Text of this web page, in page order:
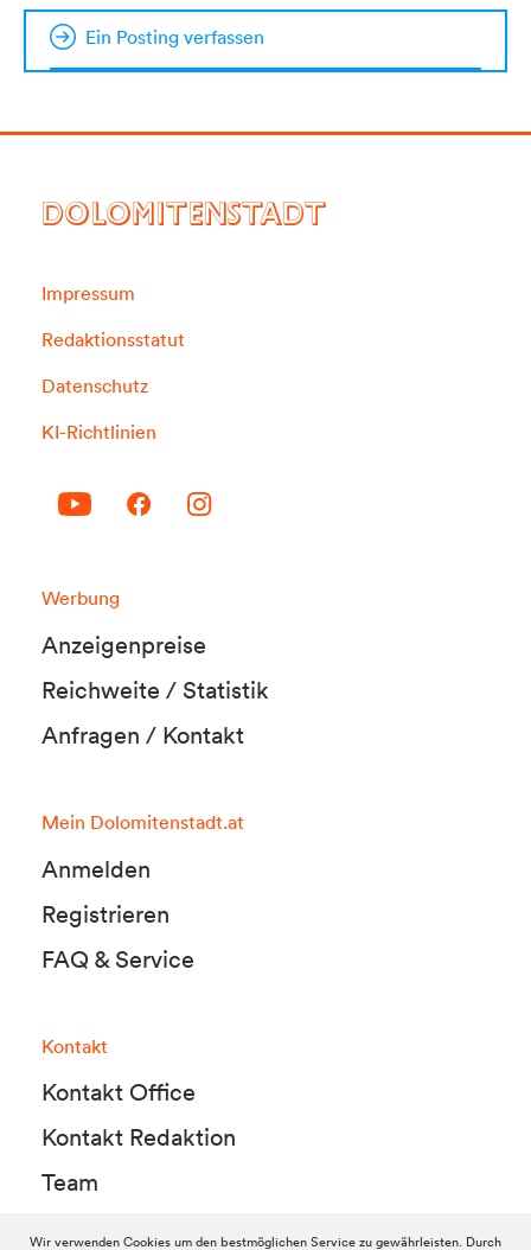
Ein Posting verfassen
DOLOMITENSTADT
Impressum
Redaktionsstatut
Datenschutz
KI-Richtlinien
Werbung
Anzeigenpreise
Reichweite / Statistik
Anfragen / Kontakt
Mein Dolomitenstadt.at
Anmelden
Registrieren
FAQ & Service
Kontakt
Kontakt Office
Kontakt Redaktion
Team
Wir verwenden Cookies um den bestmöglichen Service zu gewährleisten. Durch